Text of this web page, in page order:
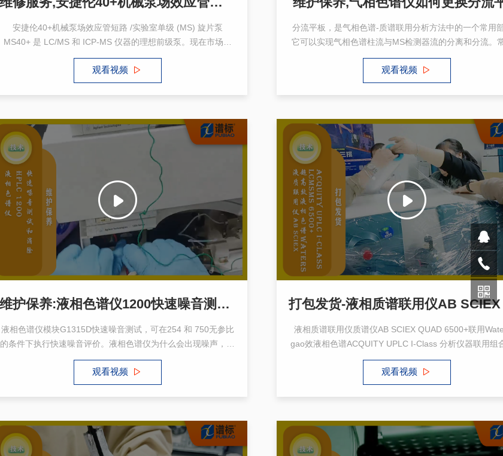
安捷伦40+机械泵场效应管短路 /实验室单级 (MS) 旋片泵
MS40+ 是 LC/MS 和 ICP-MS 仪器的理想前级泵。现在市场上
常见的质谱前级真空泵包括旋转式真空泵、鼓风式真空泵、干式
真空泵等不同类型，不同类型的真空泵适用不同的实验要求。需
要根据具体实验情况选择合适的真空泵，以确保实验结果的准确
观看视频
分流平板，是气相色谱-质谱联用分析方法中的一个常用
它可以实现气相色谱柱流与MS检测器流的分离和分流。
气质联用仪分流平板有很多种，如单层T型分流平板、双
分流平板、螺旋分流平板等等。发现问题后，要及时更换
板，分流平板是气相色谱-质谱联用分析方法中的重要组
观看视频
维护保养:液相色谱仪1200快速噪音测试和消除
液相色谱仪模块G1315D快速噪音测试，可在254 和 750无参比
的条件下执行快速噪音评价。液相色谱仪为什么会出现噪声，在
现代分析化学的广阔天地中，液相色谱仪以其高效、灵敏、选择
性强等特性，成为了科研与生产领域的重要工具。然而，在追求
数据准确性的道路上，液相色谱仪偶尔展现出的“噪声”现象，噪
观看视频
液相质谱联用仪质谱仪AB SCIEX QUAD 6500+联用
gao效液相色谱ACQUITY UPLC I-Class 分析仪器联用组
泛应用于各种科研和实验领域。这一组合适用于多种化台
析，包括药物、代谢物、环境污染物等，广泛应用于药物
环境监测、食品安全等领域。
观看视频